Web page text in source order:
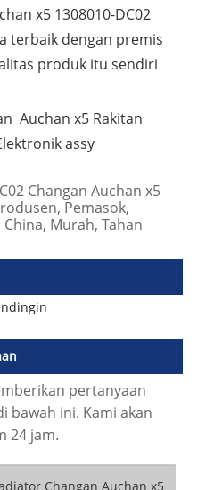
x5 1308010-DC02
terbaik dengan premis
produk itu sendiri
Auchan x5 Rakitan
assy
Changan Auchan x5
Pemasok,
Murah, Tahan
pertanyaan
bawah ini. Kami akan
24 jam.